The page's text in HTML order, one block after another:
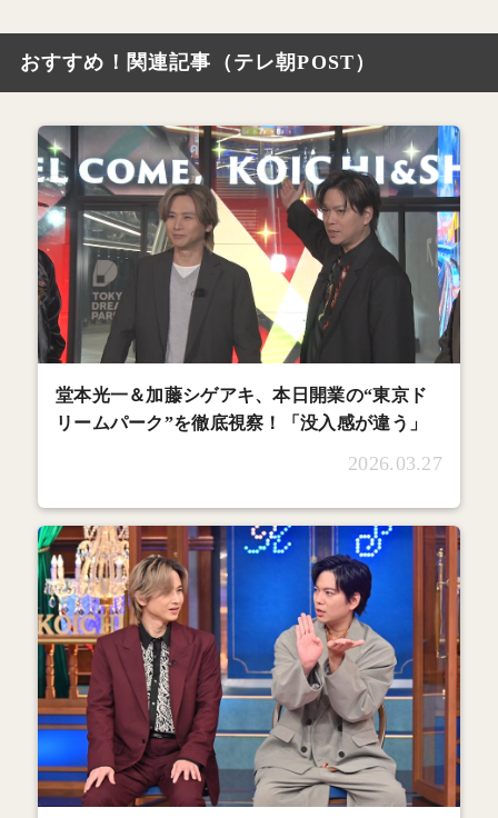
おすすめ！関連記事（テレ朝POST）
堂本光一＆加藤シゲアキ、本日開業の“東京ド
リームパーク”を徹底視察！「没入感が違う」
2026.03.27